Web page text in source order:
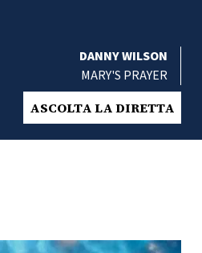
DANNY WILSON
MARY'S PRAYER
ASCOLTA LA DIRETTA